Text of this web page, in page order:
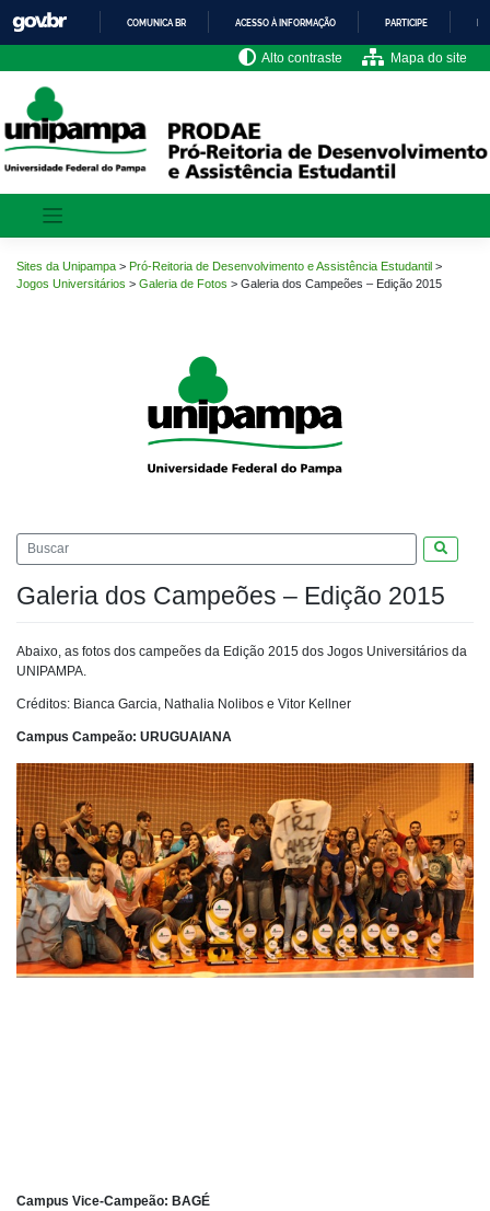
para
o
conteúdo
IR
PARA
COMUNICA BR ACESSO À INFORMAÇÃO PARTICIPE
Alto contraste Mapa do site
Sites da Unipampa > Pró-Reitoria de Desenvolvimento e Assistência Estudantil >
Jogos Universitários > Galeria de Fotos > Galeria dos Campeões – Edição 2015
Galeria dos Campeões – Edição 2015
Abaixo, as fotos dos campeões da Edição 2015 dos Jogos Universitários da
UNIPAMPA.
Créditos: Bianca Garcia, Nathalia Nolibos e Vitor Kellner
Campus Campeão: URUGUAIANA
Campus Vice-Campeão: BAGÉ